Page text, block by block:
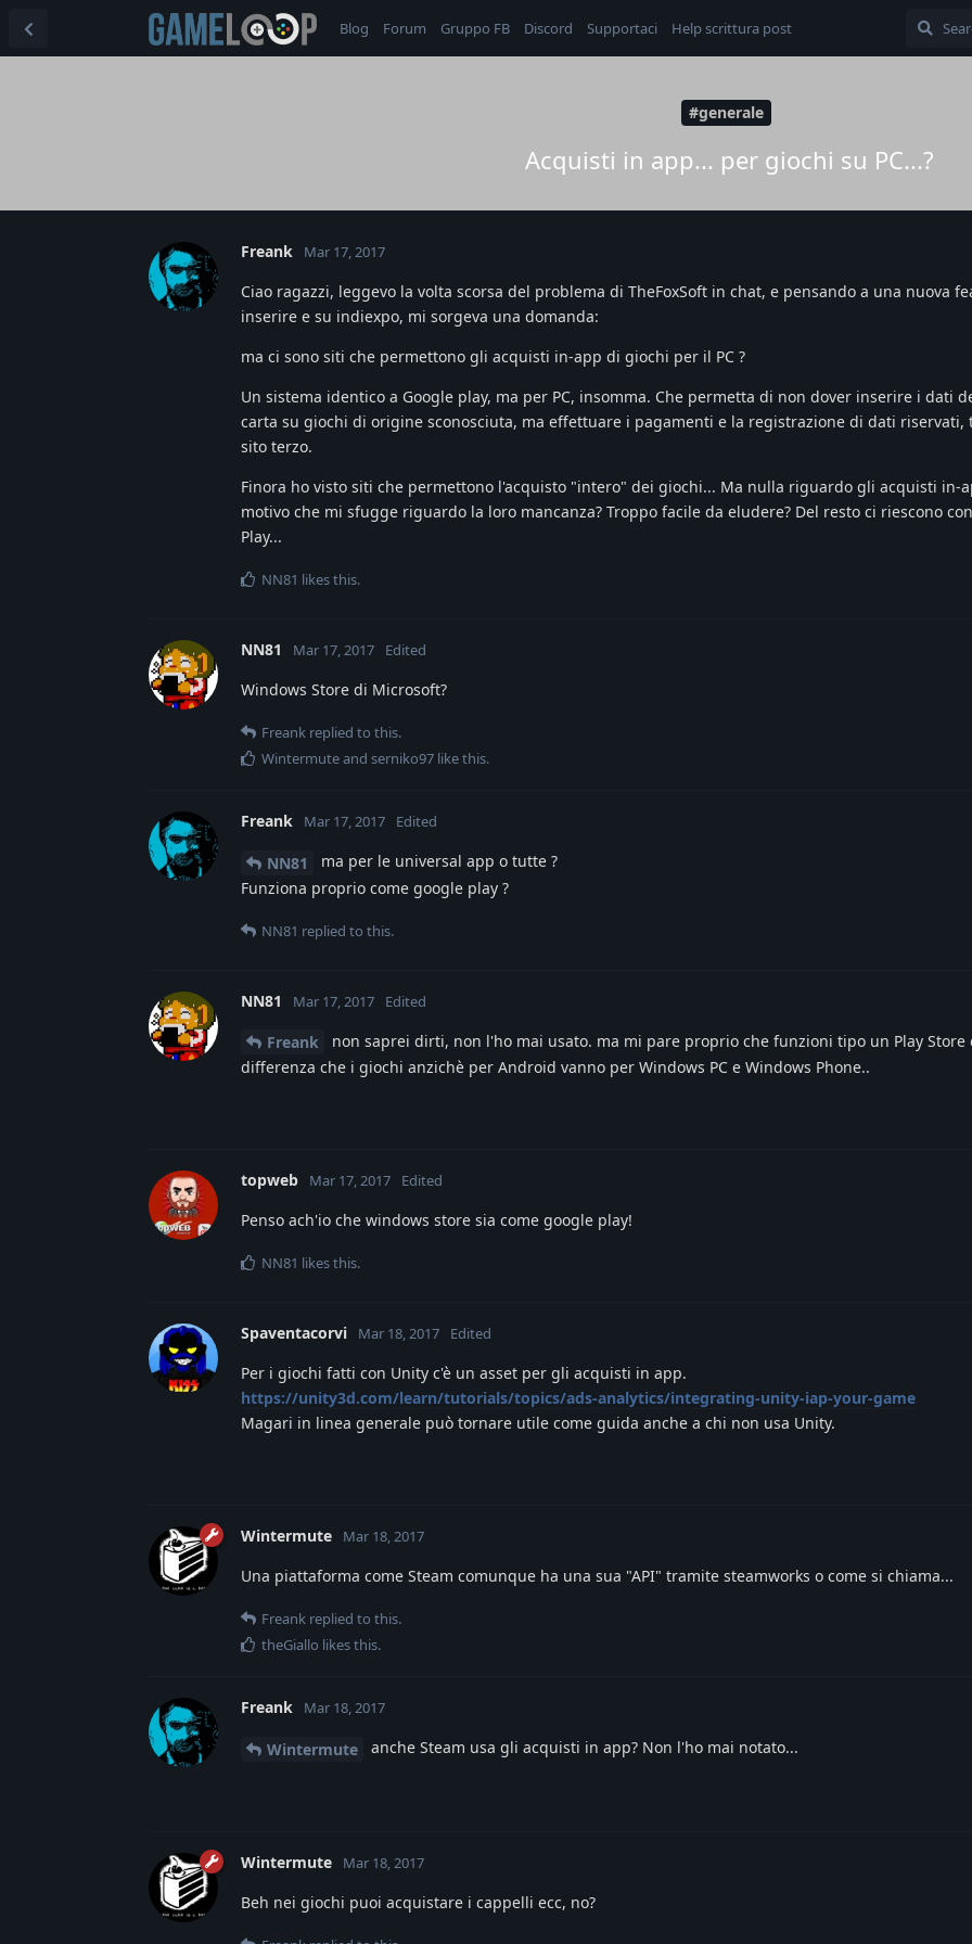
Blog Forum Gruppo FB Discord Supportaci Help scrittura post
#generale
Acquisti in app... per giochi su PC...?
Freank Mar 17, 2017
Ciao ragazzi, leggevo la volta scorsa del problema di TheFoxSoft in chat, e pensando a una nuova
inserire e su indiexpo, mi sorgeva una domanda:
ma ci sono siti che permettono gli acquisti in-app di giochi per il PC ?
Un sistema identico a Google play, ma per PC, insomma. Che permetta di non dover inserire i dati
carta su giochi di origine sconosciuta, ma effettuare i pagamenti e la registrazione di dati riservati,
sito terzo.
Finora ho visto siti che permettono l'acquisto "intero" dei giochi... Ma nulla riguardo gli acquisti in-
motivo che mi sfugge riguardo la loro mancanza? Troppo facile da eludere? Del resto ci riescono
Play...
NN81 likes this.
NN81 Mar 17, 2017 Edited
Windows Store di Microsoft?
Freank replied to this.
Wintermuteand serniko97 like this.
Freank Mar 17, 2017 Edited
NN81
ma per le universal app o tutte ?
Funziona proprio come google play ?
NN81 replied to this.
NN81 Mar 17, 2017 Edited
Freank
non saprei dirti, non l'ho mai usato. ma mi pare proprio che funzioni tipo un Play Store
differenza che i giochi anzichè per Android vanno per Windows PC e Windows Phone..
topweb Mar 17, 2017 Edited
Penso ach'io che windows store sia come google play!
NN81 likes this.
Spaventacorvi Mar 18, 2017 Edited
Per i giochi fatti con Unity c'è un asset per gli acquisti in app.
https://unity3d.com/learn/tutorials/topics/ads-analytics/integrating-unity-iap-your-game
Magari in linea generale può tornare utile come guida anche a chi non usa Unity.
Wintermute Mar 18, 2017
Una piattaforma come Steam comunque ha una sua "API" tramite steamworks o come si chiama...
Freank replied to this.
theGiallo likes this.
Freank Mar 18, 2017
Wintermute anche Steam usa gli acquisti in app? Non l'ho mai notato...
Wintermute Mar 18, 2017
Beh nei giochi puoi acquistare i cappelli ecc, no?